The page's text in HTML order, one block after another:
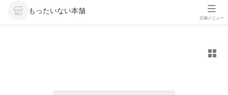
もったいない本舗
店舗メニュー